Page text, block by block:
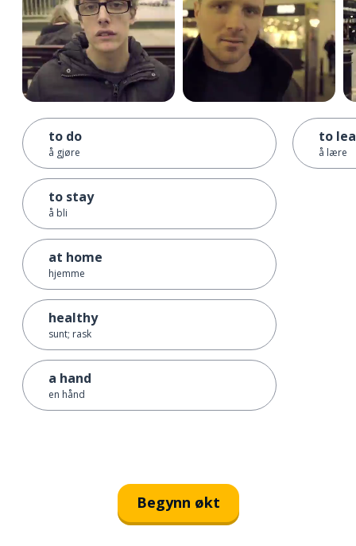
to do
å gjøre
to stay
å bli
at home
hjemme
healthy
sunt; rask
a hand
en hånd
to
å lære
Begynn økt